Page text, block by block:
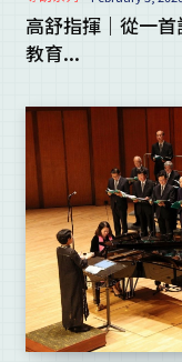
高舒指揮｜從一
教育...